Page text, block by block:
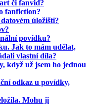
či fanvid?
fanfiction?
úložišti?
povídku?
Jak to mám udělat,
vlastní díla?
když už jsem ho jednou
odkaz u povídky,
Mohu ji